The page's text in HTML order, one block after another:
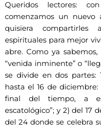
Queridos lectores:
comenzamos un
quisiera compartirles
espirituales para mejor
abre. Como ya
“venida inminente” o
se divide en dos
hasta el 16 de
final del tiempo, a
escatológico”; y 2) del 17
del 24 donde se celebra